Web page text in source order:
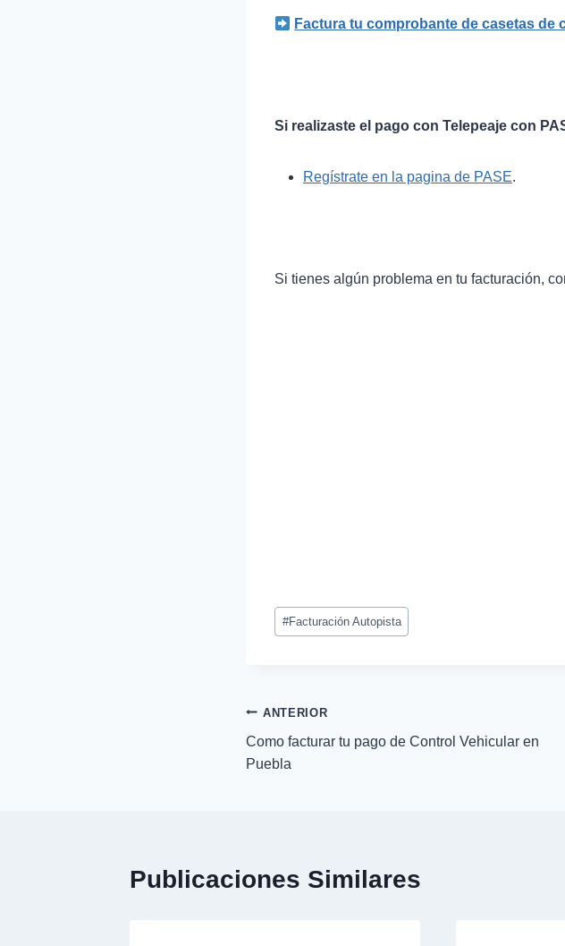
Factura tu comprobante de casetas de
Si realizaste el pago con Telepeaje con
Regístrate en la pagina de PASE.
Si tienes algún problema en tu facturación,
Etiquetas
de
#Facturación Autopista
Navegación
de
ANTERIOR
Como facturar tu pago de Control Vehicular en
Puebla
Publicaciones Similares